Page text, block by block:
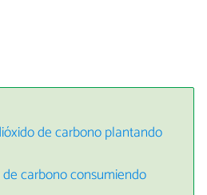
de carbono plantando
carbono consumiendo